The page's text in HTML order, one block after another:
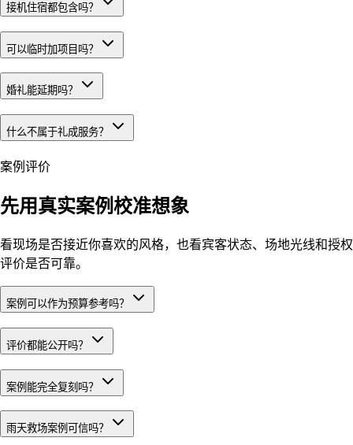
接机住宿都包含吗？
可以临时加项目吗？
婚礼能延期吗？
什么不属于礼成服务？
案例评价
先用真实案例校准想象
看现场是否接近你喜欢的风格，也看宾客状态、场地光线和授权
评价是否可靠。
案例可以作为预算参考吗？
评价都能公开吗？
案例能完全复刻吗？
雨天救场案例可信吗？